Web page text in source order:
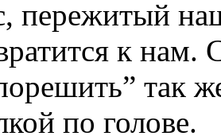
пережитый
к
так
по голове.